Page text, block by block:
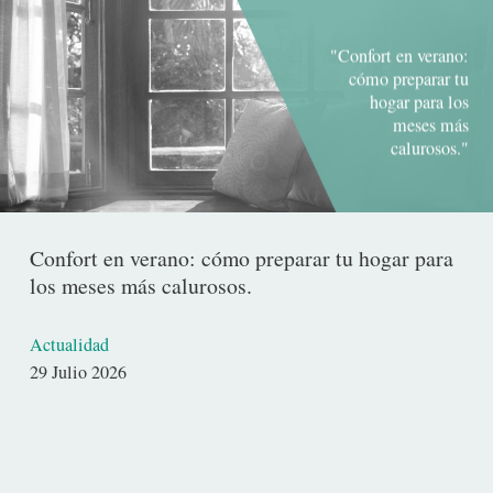
"Confort en verano:
cómo preparar tu
hogar para los
meses más
calurosos."
Confort en verano: cómo preparar tu hogar para
los meses más calurosos.
Actualidad
Fecha29 Julio 2026